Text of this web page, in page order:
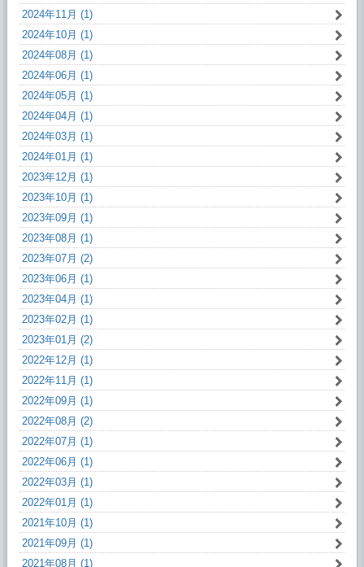
2024年11月 (1)
2024年10月 (1)
2024年08月 (1)
2024年06月 (1)
2024年05月 (1)
2024年04月 (1)
2024年03月 (1)
2024年01月 (1)
2023年12月 (1)
2023年10月 (1)
2023年09月 (1)
2023年08月 (1)
2023年07月 (2)
2023年06月 (1)
2023年04月 (1)
2023年02月 (1)
2023年01月 (2)
2022年12月 (1)
2022年11月 (1)
2022年09月 (1)
2022年08月 (2)
2022年07月 (1)
2022年06月 (1)
2022年03月 (1)
2022年01月 (1)
2021年10月 (1)
2021年09月 (1)
2021年08月 (1)